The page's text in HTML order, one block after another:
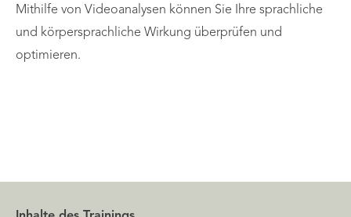
Mithilfe von Videoanalysen können Sie Ihre sprachliche
und körpersprachliche Wirkung überprüfen und
optimieren.